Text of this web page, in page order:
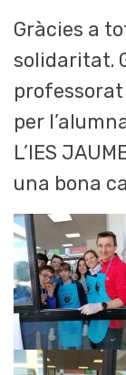
Gràcies a
solidaritat.
per
L’IES
una bona